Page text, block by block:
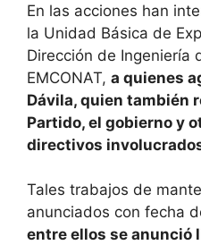
En las acciones han
la Unidad Básica de
Dirección de Ingeniería
EMCONAT, a quienes
Dávila, quien también
Partido, el gobierno y
directivos
Tales trabajos de
anunciados con fecha
entre ellos se anunció